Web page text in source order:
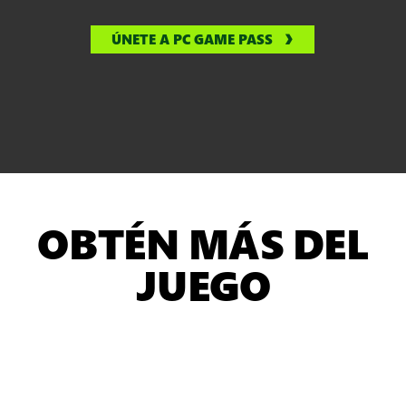
ÚNETE A PC GAME PASS
OBTÉN MÁS DEL
JUEGO